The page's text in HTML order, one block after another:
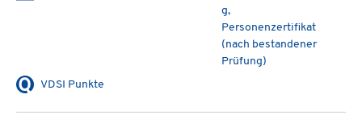
g,
Personenzertifikat
(nach bestandener
Prüfung)
VDSI Punkte